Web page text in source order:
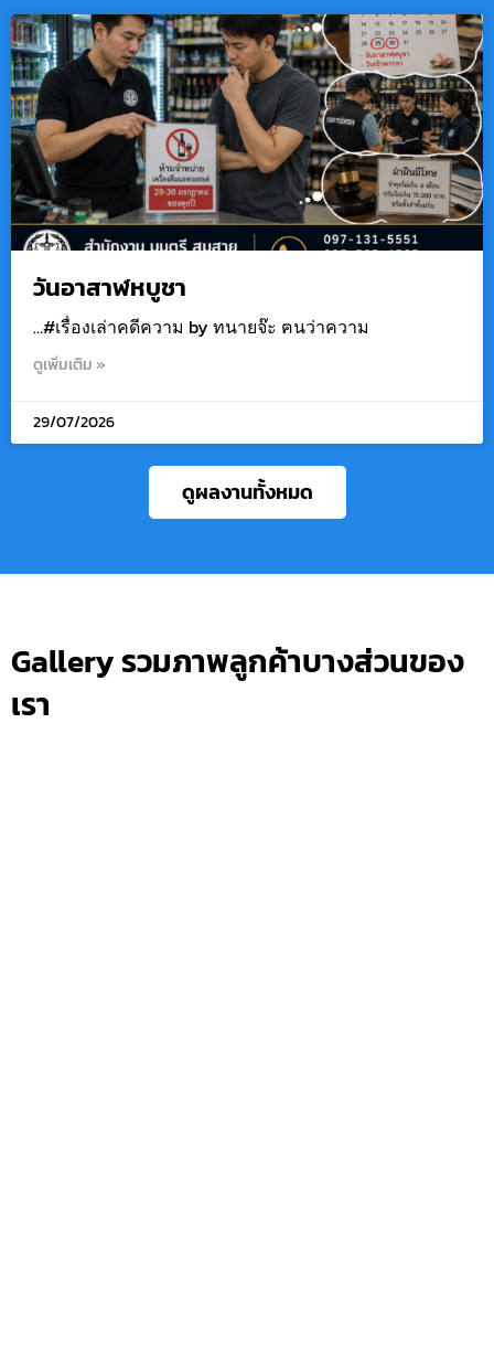
วันอาสาฬหบูชา
…#เรื่องเล่าคดีความ by ทนายจ๊ะ ฅนว่าความ
ดูเพิ่มเติม »
29/07/2026
ดูผลงานทั้งหมด
Gallery รวมภาพลูกค้าบางส่วนของ
เรา